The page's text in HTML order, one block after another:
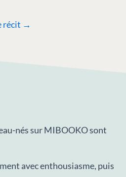
récit →
nés sur MIBOOKO sont
avec enthousiasme, puis